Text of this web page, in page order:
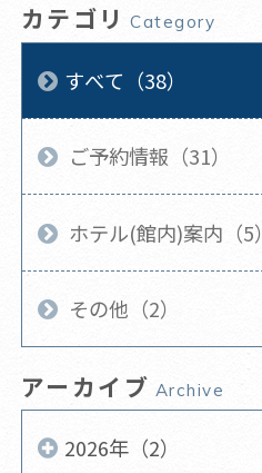
カテゴリ Category
すべて（38）
ご予約情報（31）
ホテル(館内)案内（5）
その他（2）
アーカイブ Archive
2026年（2）